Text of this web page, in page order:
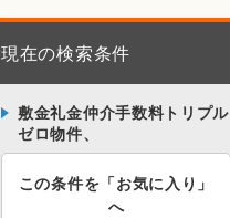
現在の検索条件
敷金礼金仲介手数料トリプル
ゼロ物件、
この条件を「お気に入り」
へ